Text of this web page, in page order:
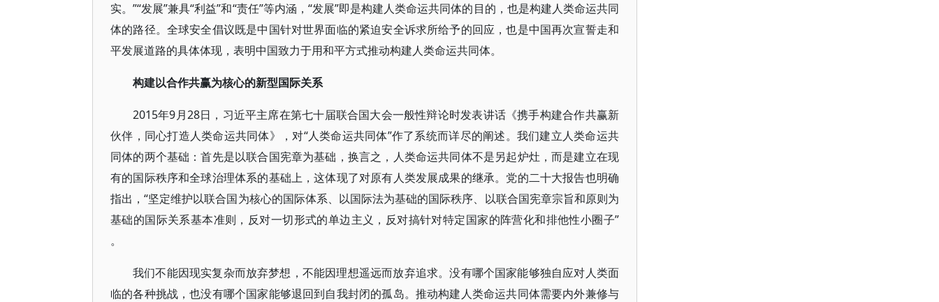
实。”“发展”兼具“利益”和“责任”等内涵，“发展”即是构建人类命运共同体的目的，也是构建人类命运共同
体的路径。全球安全倡议既是中国针对世界面临的紧迫安全诉求所给予的回应，也是中国再次宣誓走和
平发展道路的具体体现，表明中国致力于用和平方式推动构建人类命运共同体。
构建以合作共赢为核心的新型国际关系
2015年9月28日，习近平主席在第七十届联合国大会一般性辩论时发表讲话《携手构建合作共赢新
伙伴，同心打造人类命运共同体》，对“人类命运共同体”作了系统而详尽的阐述。我们建立人类命运共
同体的两个基础：首先是以联合国宪章为基础，换言之，人类命运共同体不是另起炉灶，而是建立在现
有的国际秩序和全球治理体系的基础上，这体现了对原有人类发展成果的继承。党的二十大报告也明确
指出，“坚定维护以联合国为核心的国际体系、以国际法为基础的国际秩序、以联合国宪章宗旨和原则为
基础的国际关系基本准则，反对一切形式的单边主义，反对搞针对特定国家的阵营化和排他性小圈子”
。
我们不能因现实复杂而放弃梦想，不能因理想遥远而放弃追求。没有哪个国家能够独自应对人类面
临的各种挑战，也没有哪个国家能够退回到自我封闭的孤岛。推动构建人类命运共同体需要内外兼修与